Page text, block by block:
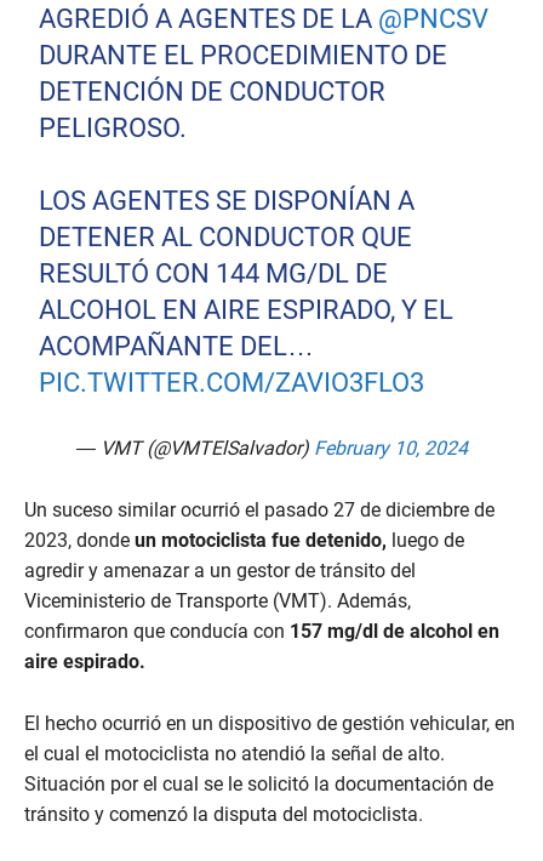
AGREDIÓ A AGENTES DE LA @PNCSV
DURANTE EL PROCEDIMIENTO DE
DETENCIÓN DE CONDUCTOR
PELIGROSO.
LOS AGENTES SE DISPONÍAN A
DETENER AL CONDUCTOR QUE
RESULTÓ CON 144 MG/DL DE
ALCOHOL EN AIRE ESPIRADO, Y EL
ACOMPAÑANTE DEL…
PIC.TWITTER.COM/ZAVIO3FLO3
— VMT (@VMTElSalvador) February 10, 2024
Un suceso similar ocurrió el pasado 27 de diciembre de
2023, donde un motociclista fue detenido, luego de
agredir y amenazar a un gestor de tránsito del
Viceministerio de Transporte (VMT). Además,
confirmaron que conducía con 157 mg/dl de alcohol en
aire espirado.
El hecho ocurrió en un dispositivo de gestión vehicular, en
el cual el motociclista no atendió la señal de alto.
Situación por el cual se le solicitó la documentación de
tránsito y comenzó la disputa del motociclista.